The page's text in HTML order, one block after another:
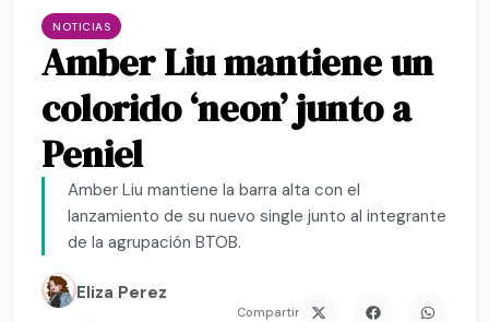
NOTICIAS
Amber Liu mantiene un
colorido ‘neon’ junto a
Peniel
Amber Liu mantiene la barra alta con el
lanzamiento de su nuevo single junto al integrante
de la agrupación BTOB.
Eliza Perez
Compartir